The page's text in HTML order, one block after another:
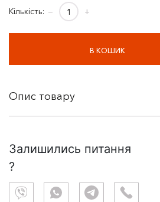
Кількість: − +
В КОШИК
Опис товару
Залишились питання
?